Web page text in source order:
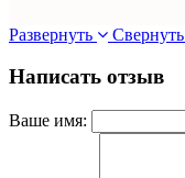
Развернуть Свернуть
Написать отзыв
Ваше имя: